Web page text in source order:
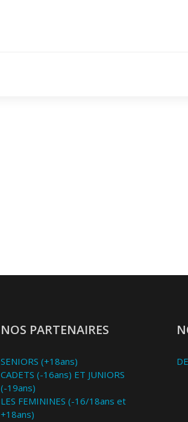
NOS PARTENAIRES
SENIORS (+18ans)
CADETS (-16ans) ET JUNIORS
(-19ans)
LES FEMININES (-16/18ans et
+18ans)